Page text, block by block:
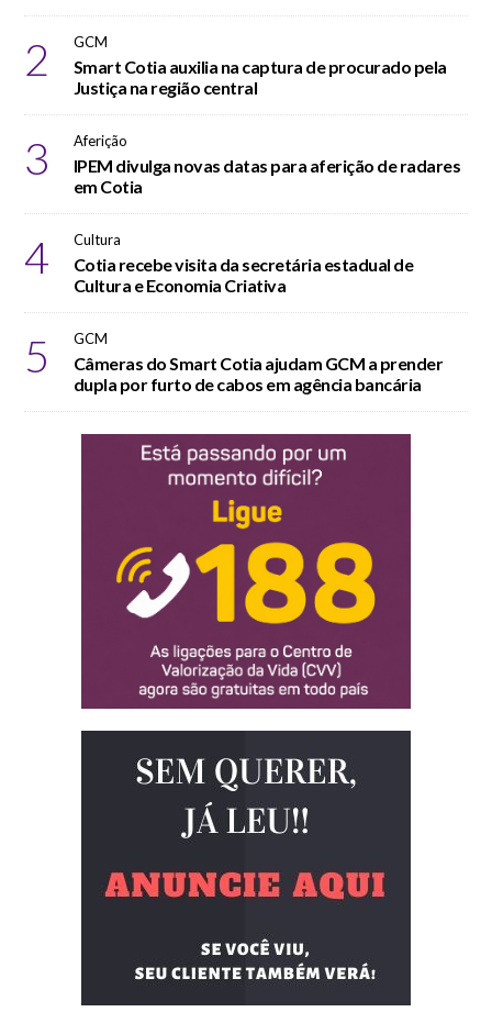
2 GCM
Smart Cotia auxilia na captura de procurado pela
Justiça na região central
3 Aferição
IPEM divulga novas datas para aferição de radares
em Cotia
4 Cultura
Cotia recebe visita da secretária estadual de
Cultura e Economia Criativa
5 GCM
Câmeras do Smart Cotia ajudam GCM a prender
dupla por furto de cabos em agência bancária